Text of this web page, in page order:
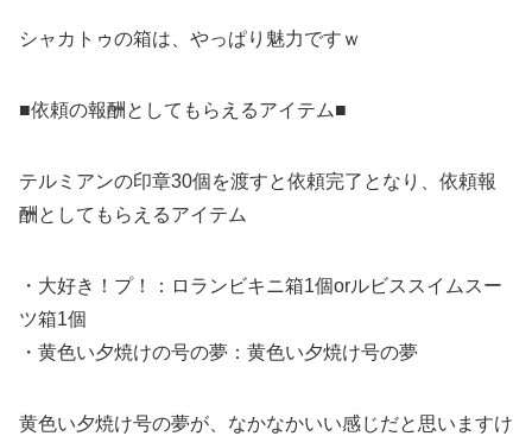
シャカトゥの箱は、やっぱり魅力ですｗ
■依頼の報酬としてもらえるアイテム■
テルミアンの印章30個を渡すと依頼完了となり、依頼報
酬としてもらえるアイテム
・大好き！プ！：ロランビキニ箱1個orルビススイムスー
ツ箱1個
・黄色い夕焼けの号の夢：黄色い夕焼け号の夢
黄色い夕焼け号の夢が、なかなかいい感じだと思いますけ